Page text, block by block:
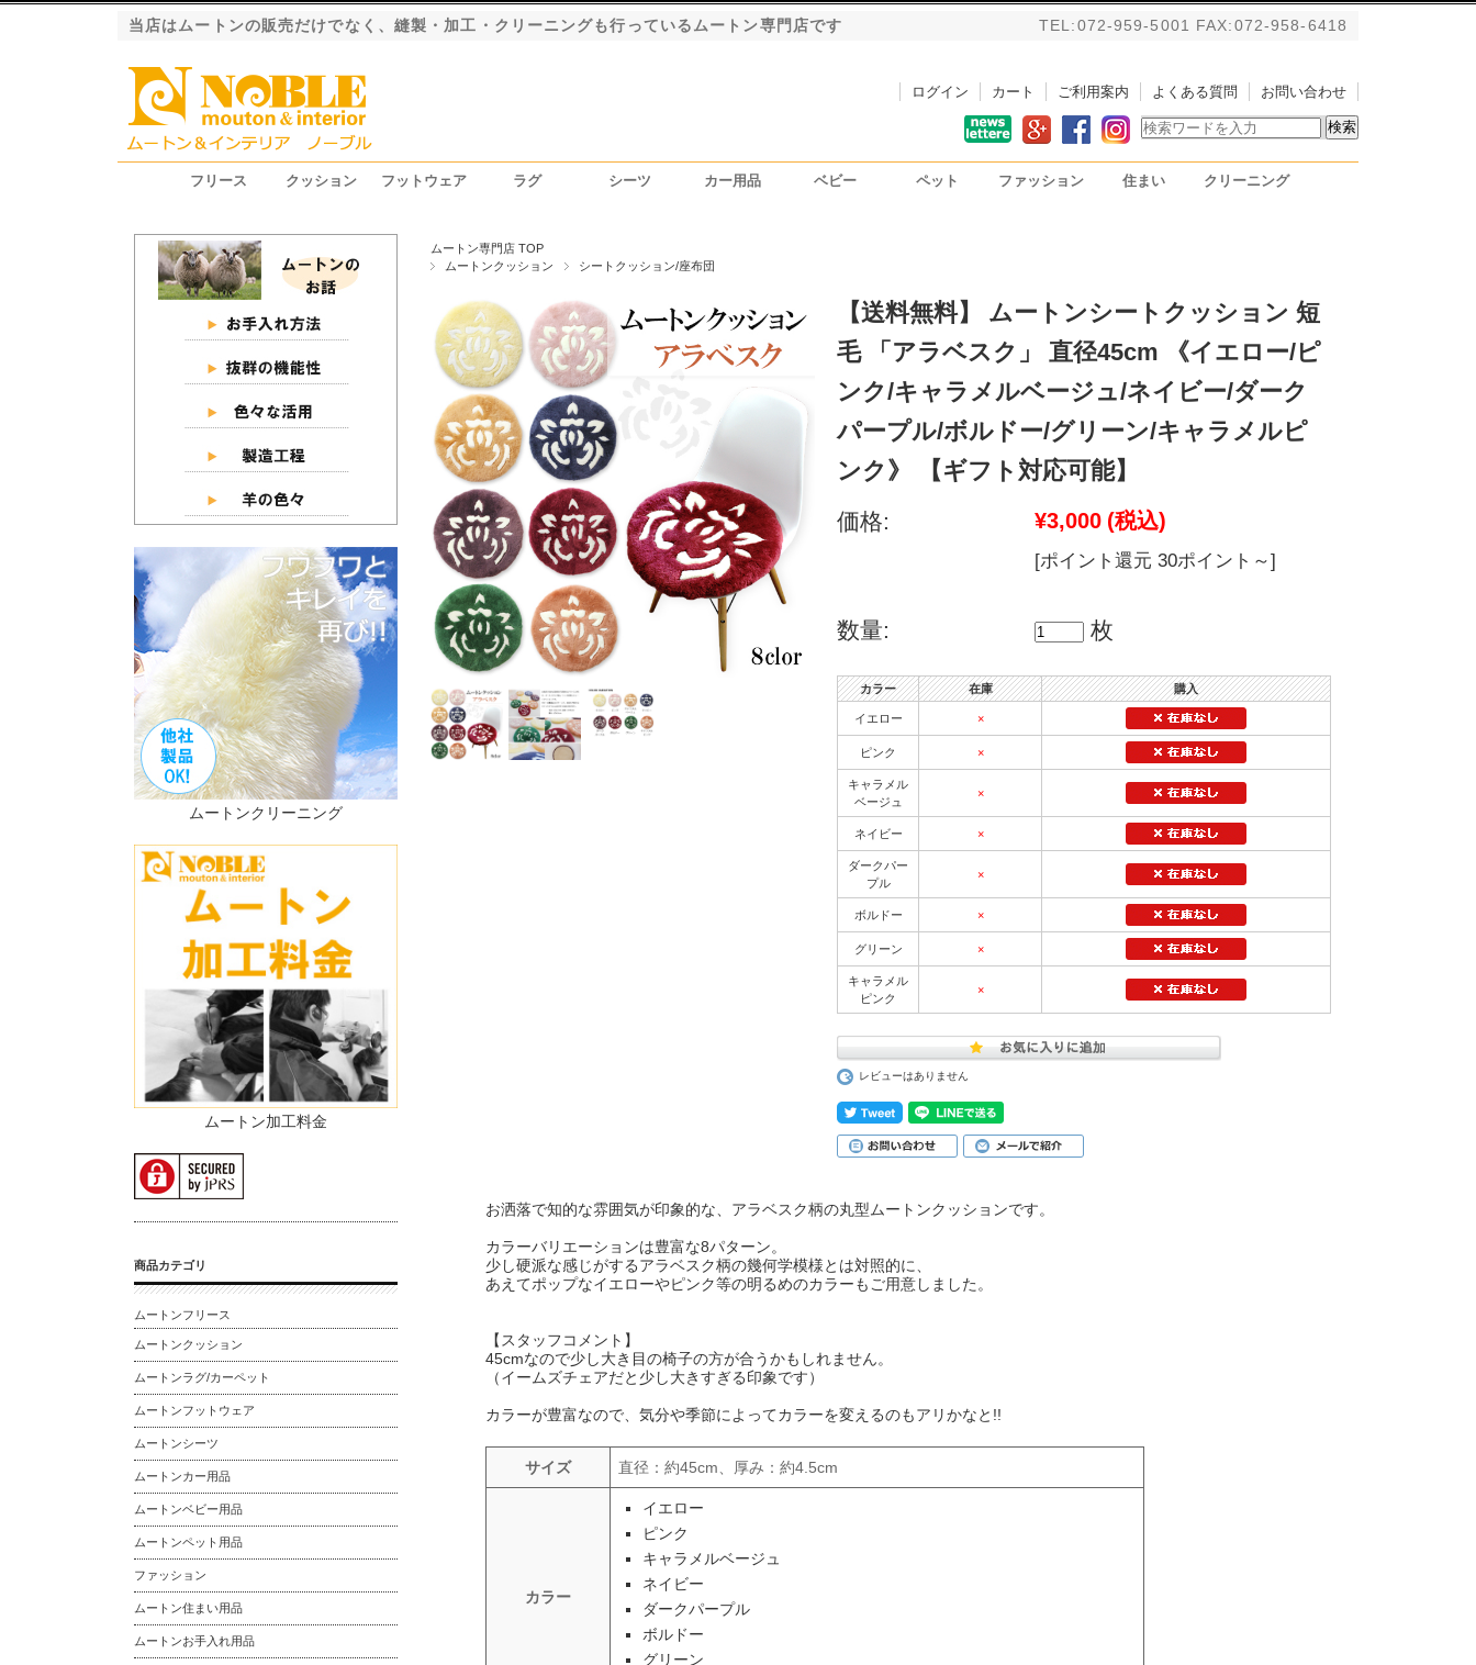
当店はムートンの販売だけでなく、縫製・加工・クリーニングも行っているムートン専門店です TEL:072-959-5001 FAX:072-958-6418
お問い合わせ
よくある質問
ご利用案内
カート
ログイン
フリース クッション フットウェア ラグ シーツ カー用品 ベビー ペット ファッション 住まい クリーニング
ムートン専門店 TOP
ムートンクッション
シートクッション/座布団
【送料無料】 ムートンシートクッション 短
毛 「アラベスク」 直径45cm 《イエロー/ピ
ンク/キャラメルベージュ/ネイビー/ダーク
パープル/ボルドー/グリーン/キャラメルピ
ンク》 【ギフト対応可能】
価格: ¥3,000 (税込)
[ポイント還元 30ポイント～]
数量: 枚
カラー 在庫 購入
イエロー ×
ピンク ×
キャラメル
ベージュ
×
ネイビー ×
ダークパー
プル
×
ボルドー ×
グリーン ×
キャラメル
ピンク
×
レビューはありません
お洒落で知的な雰囲気が印象的な、アラベスク柄の丸型ムートンクッションです。
カラーバリエーションは豊富な8パターン。
少し硬派な感じがするアラベスク柄の幾何学模様とは対照的に、
あえてポップなイエローやピンク等の明るめのカラーもご用意しました。
【スタッフコメント】
45cmなので少し大き目の椅子の方が合うかもしれません。
（イームズチェアだと少し大きすぎる印象です）
カラーが豊富なので、気分や季節によってカラーを変えるのもアリかなと!!
サイズ 直径：約45cm、厚み：約4.5cm
カラー
イエロー
ピンク
キャラメルベージュ
ネイビー
ダークパープル
ボルドー
グリーン
ムートンクリーニング
ムートン加工料金
商品カテゴリ
ムートンフリース
ムートンクッション
ムートンラグ/カーペット
ムートンフットウェア
ムートンシーツ
ムートンカー用品
ムートンベビー用品
ムートンペット用品
ファッション
ムートン住まい用品
ムートンお手入れ用品